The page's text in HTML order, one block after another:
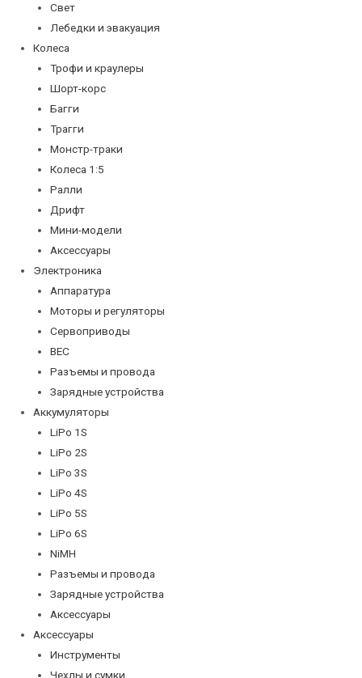
Свет
Лебедки и эвакуация
Колеса
Трофи и краулеры
Шорт-корс
Багги
Трагги
Монстр-траки
Колеса 1:5
Ралли
Дрифт
Мини-модели
Аксессуары
Электроника
Аппаратура
Моторы и регуляторы
Сервоприводы
BEC
Разъемы и провода
Зарядные устройства
Аккумуляторы
LiPo 1S
LiPo 2S
LiPo 3S
LiPo 4S
LiPo 5S
LiPo 6S
NiMH
Разъемы и провода
Зарядные устройства
Аксессуары
Аксессуары
Инструменты
Чехлы и сумки